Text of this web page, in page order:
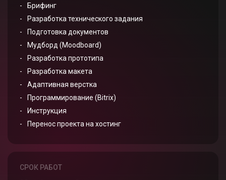
Брифинг
Разработка технического задания
Подготовка документов
Мудборд (Moodboard)
Разработка прототипа
Разработка макета
Адаптивная верстка
Программирование (Bitrix)
Инструкция
Перенос проекта на хостинг
СРОК РАБОТ